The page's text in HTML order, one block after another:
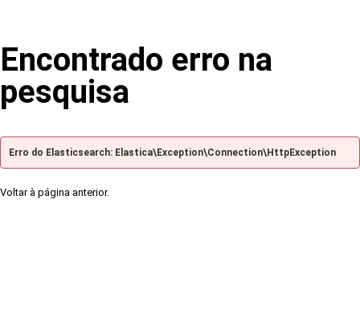
Encontrado erro na
pesquisa
Erro do Elasticsearch: Elastica\Exception\Connection\HttpException
Voltar à página anterior.